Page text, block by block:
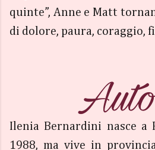
quinte”, Anne e Matt
di dolore, paura, coraggio,
Ilenia Bernardini nasce a
1988, ma vive in